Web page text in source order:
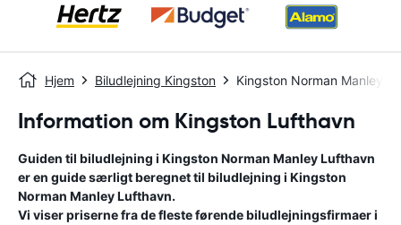
Hjem Biludlejning Kingston Kingston Norman Manley
Information om Kingston Lufthavn
Guiden til biludlejning i Kingston Norman Manley Lufthavn
er en guide særligt beregnet til biludlejning i Kingston
Norman Manley Lufthavn.
Vi viser priserne fra de fleste førende biludlejningsfirmaer i